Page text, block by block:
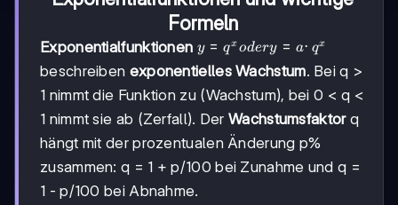
Formeln
Exponentialfunktionen y =
q^x
oder
y =
a·q^x
y = qxodery = a⋅ qx
beschreiben exponentielles Wachstum. Bei q >
1 nimmt die Funktion zu (Wachstum), bei 0 < q <
1 nimmt sie ab (Zerfall). DerWachstumsfaktorq
hängt mit der prozentualen Änderung p%
zusammen: q = 1 + p/100 bei Zunahme und q =
1 - p/100 bei Abnahme.